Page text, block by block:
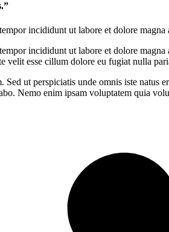
incididunt ut labore et dolore
incididunt ut labore et dolore
esse cillum dolore eu fugiat nulla
ut perspiciatis unde omnis iste natus
Nemo enim ipsam voluptatem quia